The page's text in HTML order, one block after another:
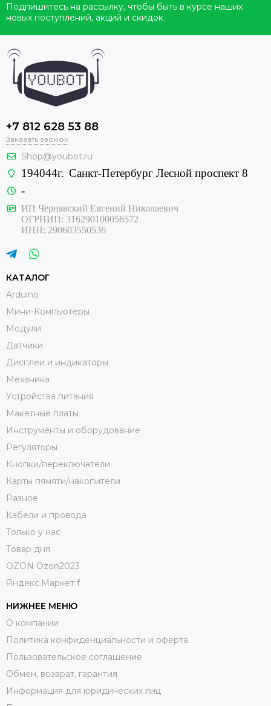
Подпишитесь на рассылку, чтобы быть в курсе наших
новых поступлений, акций и скидок.
+7 812 628 53 88
Заказать звонок
Shop@youbot.ru
194044г. Санкт-Петербург Лесной проспект 8
-
ИП Чернявский Евгений Николаевич
ОГРНИП: 316290100056572
ИНН: 290603550536
КАТАЛОГ
Arduino
Мини-Компьютеры
Модули
Датчики
Дисплеи и индикаторы
Механика
Устройства питания
Макетные платы
Инструменты и оборудование
Регуляторы
Кнопки/переключатели
Карты пямяти/накопители
Разное
Кабели и провода
Только у нас
Товар дня
OZON Ozon2023
Яндекс.Маркет f
НИЖНЕЕ МЕНЮ
О компании
Политика конфиденциальности и оферта
Пользовательское соглашение
Обмен, возврат, гарантия
Информация для юридических лиц